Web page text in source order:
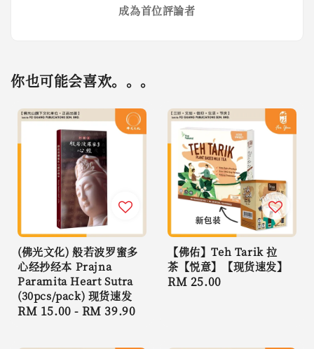
成為首位評論者
你也可能会喜欢。。。
(佛光文化) 般若波罗蜜多
心经抄经本 Prajna
Paramita Heart Sutra
(30pcs/pack) 现货速发
Regular
RM 15.00 - RM 39.90
【佛佑】Teh Tarik 拉
茶【悦意】【现货速发】
Regular
RM 25.00